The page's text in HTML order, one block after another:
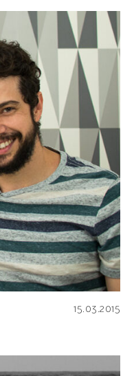
15.03.2015